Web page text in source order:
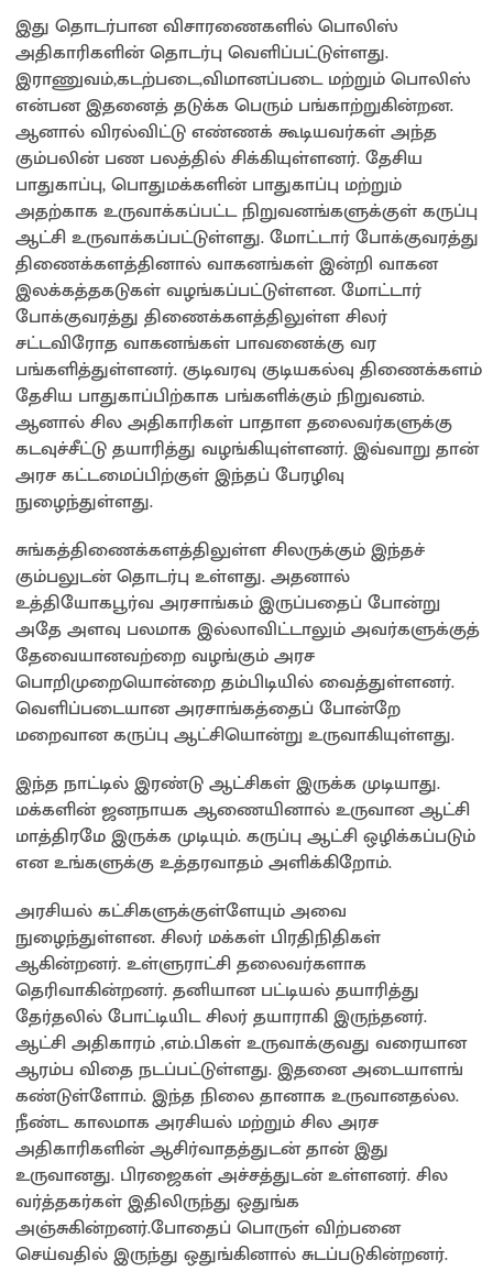
இது தொடர்பான விசாரணைகளில் பொலிஸ்
அதிகாரிகளின் தொடர்பு வெளிப்பட்டுள்ளது.
இராணுவம்,கடற்படை,விமானப்படை மற்றும் பொலிஸ்
என்பன இதனைத் தடுக்க பெரும் பங்காற்றுகின்றன.
ஆனால் விரல்விட்டு எண்ணக் கூடியவர்கள் அந்த
கும்பலின் பண பலத்தில் சிக்கியுள்ளனர். தேசிய
பாதுகாப்பு, பொதுமக்களின் பாதுகாப்பு மற்றும்
அதற்காக உருவாக்கப்பட்ட நிறுவனங்களுக்குள் கருப்பு
ஆட்சி உருவாக்கப்பட்டுள்ளது. மோட்டார் போக்குவரத்து
திணைக்களத்தினால் வாகனங்கள் இன்றி வாகன
இலக்கத்தகடுகள் வழங்கப்பட்டுள்ளன. மோட்டார்
போக்குவரத்து திணைக்களத்திலுள்ள சிலர்
சட்டவிரோத வாகனங்கள் பாவனைக்கு வர
பங்களித்துள்ளனர். குடிவரவு குடியகல்வு திணைக்களம்
தேசிய பாதுகாப்பிற்காக பங்களிக்கும் நிறுவனம்.
ஆனால் சில அதிகாரிகள் பாதாள தலைவர்களுக்கு
கடவுச்சீட்டு தயாரித்து வழங்கியுள்ளனர். இவ்வாறு தான்
அரச கட்டமைப்பிற்குள் இந்தப் பேரழிவு
நுழைந்துள்ளது.
சுங்கத்திணைக்களத்திலுள்ள சிலருக்கும் இந்தச்
கும்பலுடன் தொடர்பு உள்ளது. அதனால்
உத்தியோகபூர்வ அரசாங்கம் இருப்பதைப் போன்று
அதே அளவு பலமாக இல்லாவிட்டாலும் அவர்களுக்குத்
தேவையானவற்றை வழங்கும் அரச
பொறிமுறையொன்றை தம்பிடியில் வைத்துள்ளனர்.
வெளிப்படையான அரசாங்கத்தைப் போன்றே
மறைவான கருப்பு ஆட்சியொன்று உருவாகியுள்ளது.
இந்த நாட்டில் இரண்டு ஆட்சிகள் இருக்க முடியாது.
மக்களின் ஜனநாயக ஆணையினால் உருவான ஆட்சி
மாத்திரமே இருக்க முடியும். கருப்பு ஆட்சி ஒழிக்கப்படும்
என உங்களுக்கு உத்தரவாதம் அளிக்கிறோம்.
அரசியல் கட்சிகளுக்குள்ளேயும் அவை
நுழைந்துள்ளன. சிலர் மக்கள் பிரதிநிதிகள்
ஆகின்றனர். உள்ளுராட்சி தலைவர்களாக
தெரிவாகின்றனர். தனியான பட்டியல் தயாரித்து
தேர்தலில் போட்டியிட சிலர் தயாராகி இருந்தனர்.
ஆட்சி அதிகாரம் ,எம்.பிகள் உருவாக்குவது வரையான
ஆரம்ப விதை நடப்பட்டுள்ளது. இதனை அடையாளங்
கண்டுள்ளோம். இந்த நிலை தானாக உருவானதல்ல.
நீண்ட காலமாக அரசியல் மற்றும் சில அரச
அதிகாரிகளின் ஆசிர்வாதத்துடன் தான் இது
உருவானது. பிரஜைகள் அச்சத்துடன் உள்ளனர். சில
வர்த்தகர்கள் இதிலிருந்து ஒதுங்க
அஞ்சுகின்றனர்.போதைப் பொருள் விற்பனை
செய்வதில் இருந்து ஒதுங்கினால் சுடப்படுகின்றனர்.